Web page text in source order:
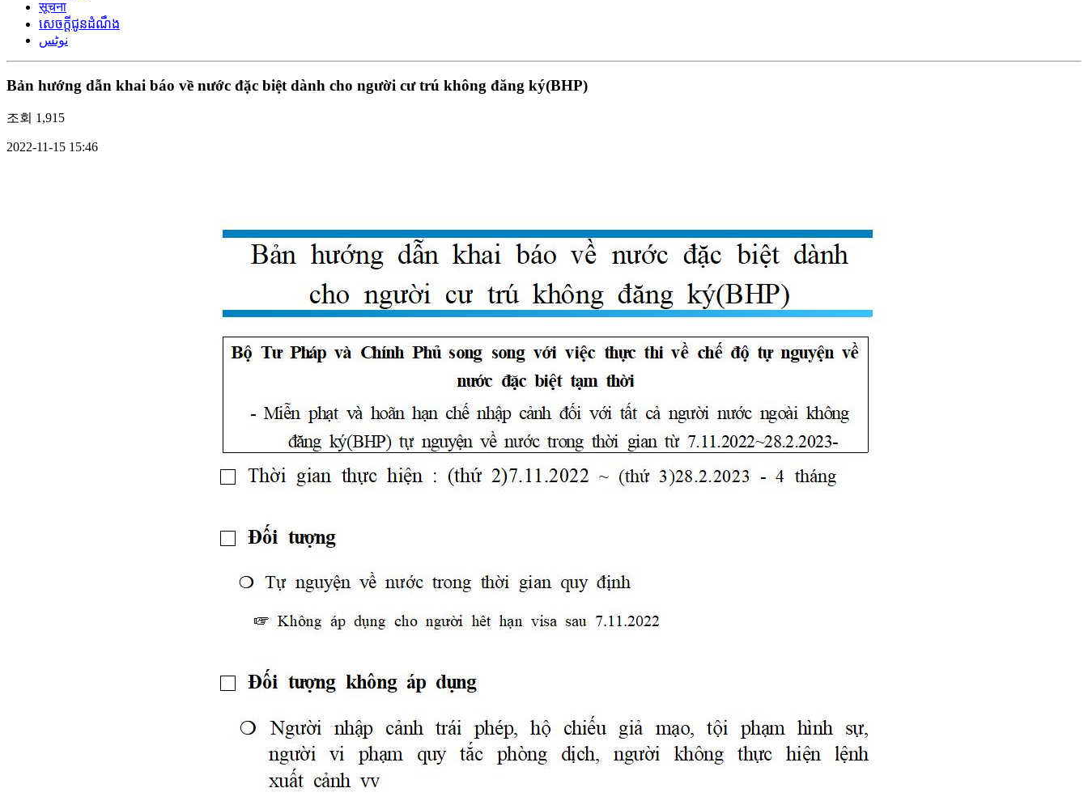
सूचना
សេចក្តីជូនដំណឹង
نوٹس
Bản hướng dẫn khai báo về nước đặc biệt dành cho người cư trú không đăng ký(BHP)
조회 1,915
2022-11-15 15:46